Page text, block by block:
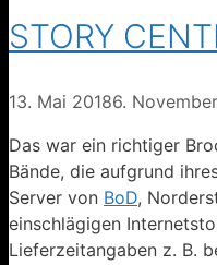
STORY
13. Mai 20186.
Das war ein richtiger
Bände, die aufgrund
Server von BoD,
einschlägigen
Lieferzeitangaben z. B.